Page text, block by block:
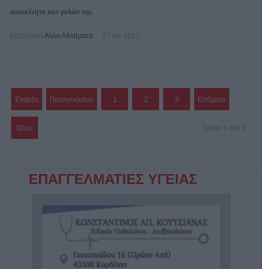
αυτοκίνητα των μελών της.
Κατηγορία Άλλα Αθλήματα 27 Ιαν 2012
Έναρξη Προηγούμενο 1 2 3 Επόμενο
Τέλος Σελίδα 1 από 3
ΕΠΑΓΓΕΛΜΑΤΙΕΣ ΥΓΕΙΑΣ